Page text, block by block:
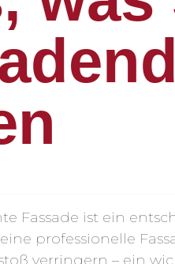
Fassade ist ein
professionelle
verringern – ein